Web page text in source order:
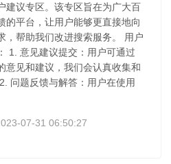
建议专区。该专区旨在为广大百
的平台，让用户能够更直接地向
，帮助我们改进搜索服务。 用户
1. 意见建议提交：用户可通过
意见和建议，我们会认真收集和
问题反馈与解答：用户在使用
07-31 06:50:27